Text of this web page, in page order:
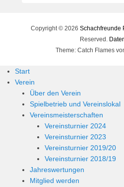
Copyright © 2026 Schachfreunde
Reserved.
Theme: Catch Flames
Start
Verein
Über den Verein
Spielbetrieb und Vereinslokal
Vereinsmeisterschaften
Vereinsturnier 2024
Vereinsturnier 2023
Vereinsturnier 2019/20
Vereinsturnier 2018/19
Jahreswertungen
Mitglied werden